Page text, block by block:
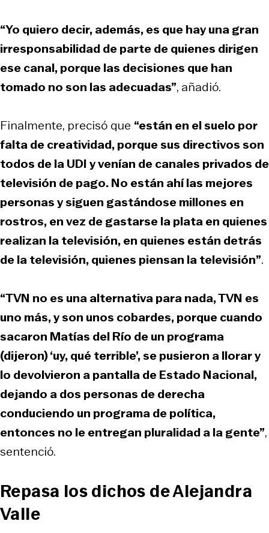
“Yo quiero decir, además, es que hay una gran
irresponsabilidad de parte de quienes dirigen
ese canal, porque las decisiones que han
tomado no son las adecuadas”, añadió.
Finalmente, precisó que “están en el suelo por
falta de creatividad, porque sus directivos son
todos de la UDI y venían de canales privados de
televisión de pago. No están ahí las mejores
personas y siguen gastándose millones en
rostros, en vez de gastarse la plata en quienes
realizan la televisión, en quienes están detrás
de la televisión, quienes piensan la televisión”.
“TVN no es una alternativa para nada, TVN es
uno más, y son unos cobardes, porque cuando
sacaron Matías del Río de un programa
(dijeron) ‘uy, qué terrible’, se pusieron a llorar y
lo devolvieron a pantalla de Estado Nacional,
dejando a dos personas de derecha
conduciendo un programa de política,
entonces no le entregan pluralidad a la gente”,
sentenció.
Repasa los dichos de Alejandra
Valle